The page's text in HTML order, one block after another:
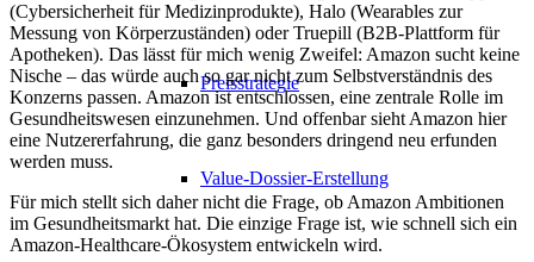
Preisstrategie
Value-Dossier-Erstellung
(Cybersicherheit für Medizinprodukte), Halo (Wearables zur
Messung von Körperzuständen) oder Truepill (B2B-Plattform für
Apotheken). Das lässt für mich wenig Zweifel: Amazon sucht keine
Nische – das würde auch so gar nicht zum Selbstverständnis des
Konzerns passen. Amazon ist entschlossen, eine zentrale Rolle im
Gesundheitswesen einzunehmen. Und offenbar sieht Amazon hier
eine Nutzererfahrung, die ganz besonders dringend neu erfunden
werden muss.
Für mich stellt sich daher nicht die Frage, ob Amazon Ambitionen
im Gesundheitsmarkt hat. Die einzige Frage ist, wie schnell sich ein
Amazon-Healthcare-Ökosystem entwickeln wird.